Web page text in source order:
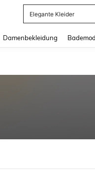
Elegante Kleider
Damenbekleidung